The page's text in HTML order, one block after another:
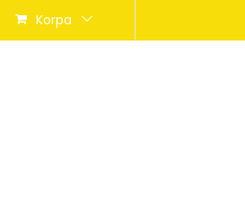
Korpa